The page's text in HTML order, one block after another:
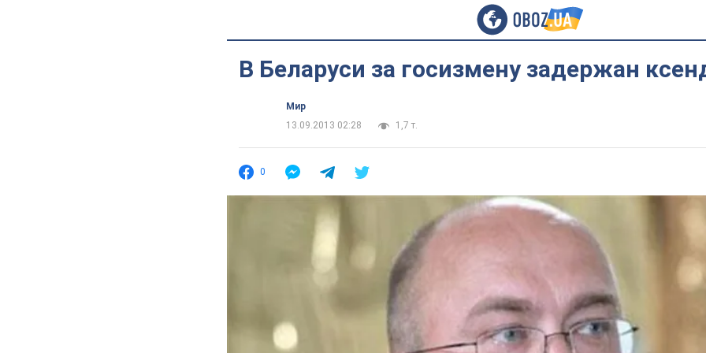
В Беларуси за госизмену задержан
Мир
13.09.2013 02:28
1,7 т.
0